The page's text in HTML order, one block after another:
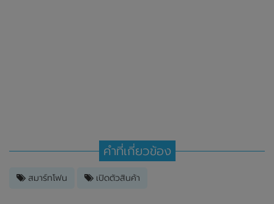
คำที่เกี่ยวข้อง
สมาร์ทโฟน เปิดตัวสินค้า